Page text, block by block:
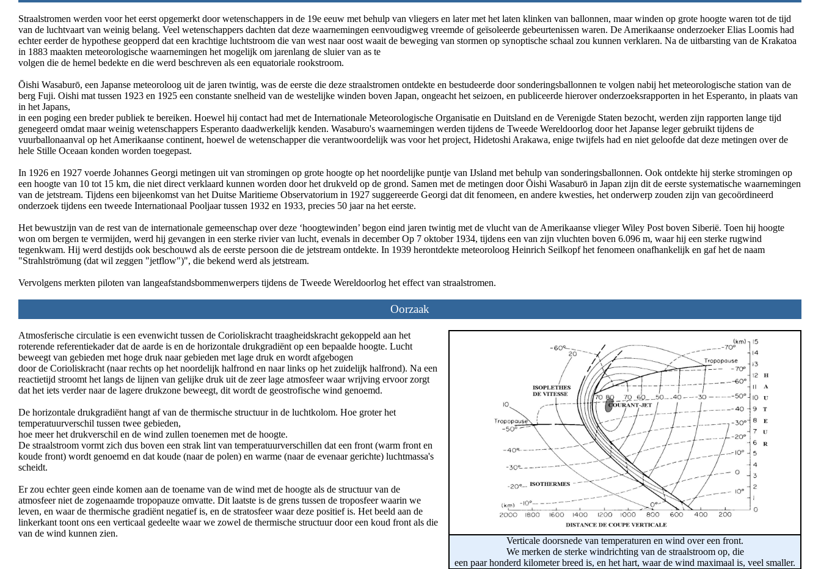
Straalstromen werden voor het eerst opgemerkt door wetenschappers in de 19e eeuw met behulp van vliegers en later met het laten klinken van ballonnen, maar winden op grote hoogte waren tot de tijd
van de luchtvaart van weinig belang. Veel wetenschappers dachten dat deze waarnemingen eenvoudigweg vreemde of geïsoleerde gebeurtenissen waren. De Amerikaanse onderzoeker Elias Loomis had
echter eerder de hypothese geopperd dat een krachtige luchtstroom die van west naar oost waait de beweging van stormen op synoptische schaal zou kunnen verklaren. Na de uitbarsting van de Krakatoa
in 1883 maakten meteorologische waarnemingen het mogelijk om jarenlang de sluier van as te
volgen die de hemel bedekte en die werd beschreven als een equatoriale rookstroom.
Ōishi Wasaburō, een Japanse meteoroloog uit de jaren twintig, was de eerste die deze straalstromen ontdekte en bestudeerde door sonderingsballonnen te volgen nabij het meteorologische station van de
berg Fuji. Oishi mat tussen 1923 en 1925 een constante snelheid van de westelijke winden boven Japan, ongeacht het seizoen, en publiceerde hierover onderzoeksrapporten in het Esperanto, in plaats van
in het Japans,
in een poging een breder publiek te bereiken. Hoewel hij contact had met de Internationale Meteorologische Organisatie en Duitsland en de Verenigde Staten bezocht, werden zijn rapporten lange tijd
genegeerd omdat maar weinig wetenschappers Esperanto daadwerkelijk kenden. Wasaburo's waarnemingen werden tijdens de Tweede Wereldoorlog door het Japanse leger gebruikt tijdens de
vuurballonaanval op het Amerikaanse continent, hoewel de wetenschapper die verantwoordelijk was voor het project, Hidetoshi Arakawa, enige twijfels had en niet geloofde dat deze metingen over de
hele Stille Oceaan konden worden toegepast.
In 1926 en 1927 voerde Johannes Georgi metingen uit van stromingen op grote hoogte op het noordelijke puntje van IJsland met behulp van sonderingsballonnen. Ook ontdekte hij sterke stromingen op
een hoogte van 10 tot 15 km, die niet direct verklaard kunnen worden door het drukveld op de grond. Samen met de metingen door Ōishi Wasaburō in Japan zijn dit de eerste systematische waarnemingen
van de jetstream. Tijdens een bijeenkomst van het Duitse Maritieme Observatorium in 1927 suggereerde Georgi dat dit fenomeen, en andere kwesties, het onderwerp zouden zijn van gecoördineerd
onderzoek tijdens een tweede Internationaal Pooljaar tussen 1932 en 1933, precies 50 jaar na het eerste.
Het bewustzijn van de rest van de internationale gemeenschap over deze ‘hoogtewinden’ begon eind jaren twintig met de vlucht van de Amerikaanse vlieger Wiley Post boven Siberië. Toen hij hoogte
won om bergen te vermijden, werd hij gevangen in een sterke rivier van lucht, evenals in december Op 7 oktober 1934, tijdens een van zijn vluchten boven 6.096 m, waar hij een sterke rugwind
tegenkwam. Hij werd destijds ook beschouwd als de eerste persoon die de jetstream ontdekte. In 1939 herontdekte meteoroloog Heinrich Seilkopf het fenomeen onafhankelijk en gaf het de naam
"Strahlströmung (dat wil zeggen "jetflow")", die bekend werd als jetstream.
Vervolgens merkten piloten van langeafstandsbommenwerpers tijdens de Tweede Wereldoorlog het effect van straalstromen.
Oorzaak
Atmosferische circulatie is een evenwicht tussen de Corioliskracht traagheidskracht gekoppeld aan het
roterende referentiekader dat de aarde is en de horizontale drukgradiënt op een bepaalde hoogte. Lucht
beweegt van gebieden met hoge druk naar gebieden met lage druk en wordt afgebogen
door de Corioliskracht (naar rechts op het noordelijk halfrond en naar links op het zuidelijk halfrond). Na een
reactietijd stroomt het langs de lijnen van gelijke druk uit de zeer lage atmosfeer waar wrijving ervoor zorgt
dat het iets verder naar de lagere drukzone beweegt, dit wordt de geostrofische wind genoemd.
De horizontale drukgradiënt hangt af van de thermische structuur in de luchtkolom. Hoe groter het
temperatuurverschil tussen twee gebieden,
hoe meer het drukverschil en de wind zullen toenemen met de hoogte.
De straalstroom vormt zich dus boven een strak lint van temperatuurverschillen dat een front (warm front en
koude front) wordt genoemd en dat koude (naar de polen) en warme (naar de evenaar gerichte) luchtmassa's
scheidt.
Er zou echter geen einde komen aan de toename van de wind met de hoogte als de structuur van de
atmosfeer niet de zogenaamde tropopauze omvatte. Dit laatste is de grens tussen de troposfeer waarin we
leven, en waar de thermische gradiënt negatief is, en de stratosfeer waar deze positief is. Het beeld aan de
linkerkant toont ons een verticaal gedeelte waar we zowel de thermische structuur door een koud front als die
van de wind kunnen zien.
Verticale doorsnede van temperaturen en wind over een front.
We merken de sterke windrichting van de straalstroom op, die
een paar honderd kilometer breed is, en het hart, waar de wind maximaal is, veel smaller.